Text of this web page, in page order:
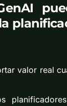
valor real